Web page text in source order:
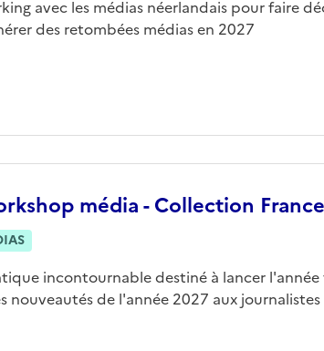
avec les médias néerlandais pour faire
des retombées médias en 2027
média - Collection France
incontournable destiné à lancer
nouveautés de l'année 2027 aux